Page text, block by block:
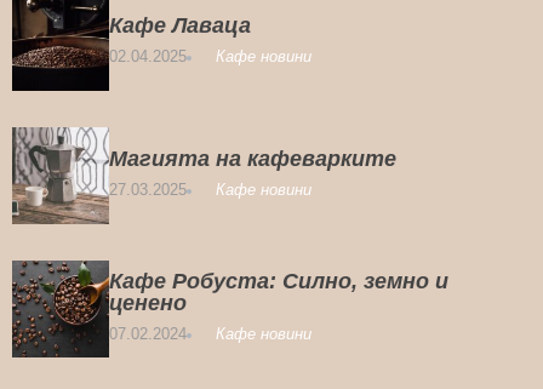
Кафе Лаваца
02.04.2025 Кафе новини
Магията на кафеварките
27.03.2025 Кафе новини
Кафе Робуста: Силно, земно и
ценено
07.02.2024 Кафе новини